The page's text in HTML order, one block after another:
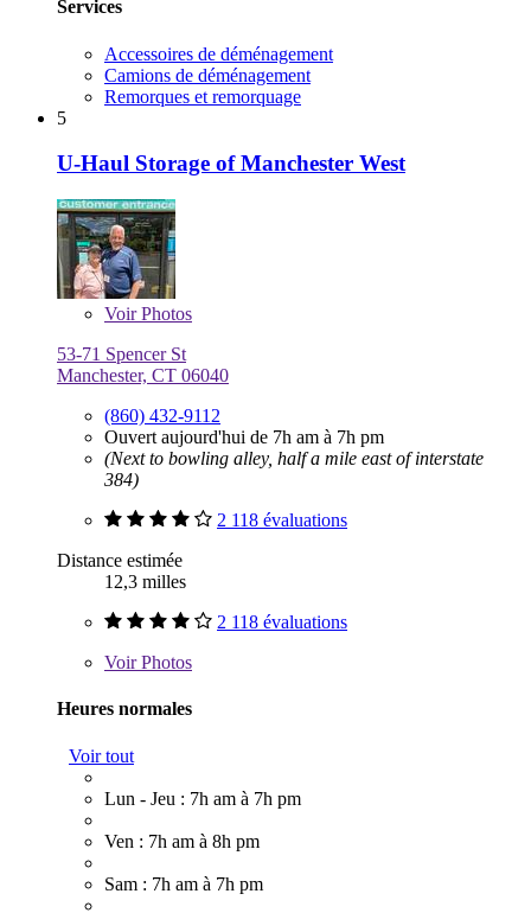
Services
Accessoires de déménagement
Camions de déménagement
Remorques et remorquage
5
U-Haul Storage of Manchester West
VoirPhotos
53-71 Spencer St
Manchester, CT 06040
(860) 432-9112
Ouvert aujourd'hui de 7h am à 7h pm
(Next to bowling alley, half a mile east of interstate
384)
2 118 évaluations
Distance estimée
12,3 milles
2 118 évaluations
VoirPhotos
Heures normales
Voir tout
Lun - Jeu : 7h am à 7h pm
Ven : 7h am à 8h pm
Sam : 7h am à 7h pm